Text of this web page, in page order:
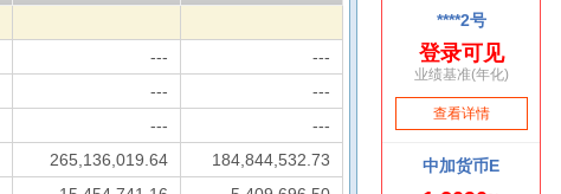
---
---
---
---
---
---
265,136,019.64
184,844,532.73